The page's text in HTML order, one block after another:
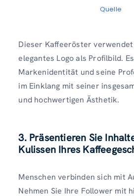
Quelle
Dieser Kaffeeröster
elegantes Logo als Profilbild.
Markenidentität und seine
im Einklang mit seiner
und hochwertigen Ästhetik.
3. Präsentieren Sie
Kulissen Ihres
Menschen verbinden sich mit
Nehmen Sie Ihre Follower mit